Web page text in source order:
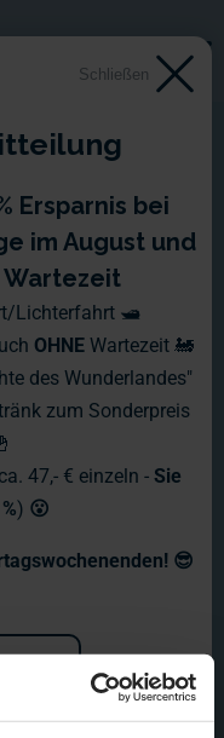
Folgen
– wir
zurück
Schließen
Ersparnis bei
im August und
Wartezeit
Lichterfahrt 🛥️
OHNE Wartezeit 🚂
des Wunderlandes"
zum Sonderpreis
47,- € einzeln - Sie
) 😮
😎